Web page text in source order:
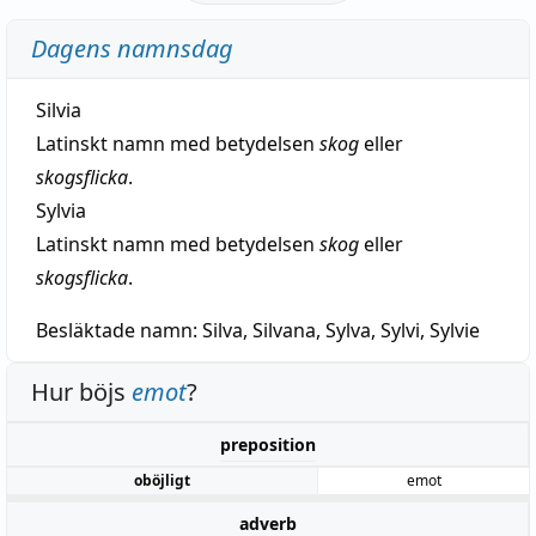
Dagens namnsdag
Silvia
Latinskt namn med betydelsen skogeller
skogsflicka.
Sylvia
Latinskt namn med betydelsen skogeller
skogsflicka.
Besläktade namn: Silva, Silvana, Sylva, Sylvi, Sylvie
Hur böjs emot?
preposition
oböjligt emot
adverb